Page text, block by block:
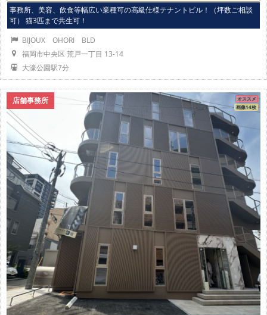
事務所、美容、飲食等幅広い業種可の高級仕様テナントビル！（坪数ご相談
可） 猫3匹まで共生可！
BIJOUX OHORI BLD
福岡市中央区 荒戸一丁目 13-14
大濠公園駅7分
店舗事務所
オススメ
画像14枚